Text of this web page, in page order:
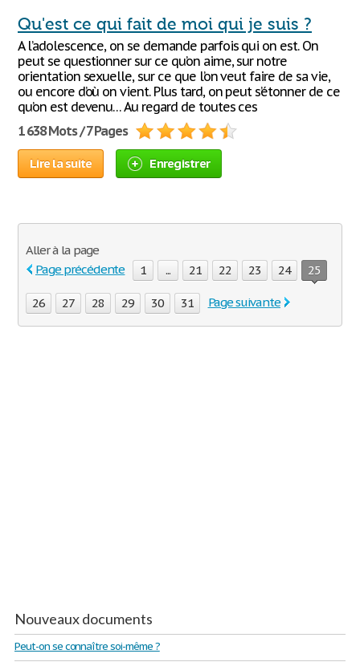
Qu'est ce qui fait de moi qui je suis ?
A l’adolescence, on se demande parfois qui on est. On
peut se questionner sur ce qu’on aime, sur notre
orientation sexuelle, sur ce que l’on veut faire de sa vie,
ou encore d’où on vient. Plus tard, on peut s’étonner de ce
qu’on est devenu… Au regard de toutes ces
1 638 Mots / 7 Pages
Lire la suite Enregistrer
Aller à la page
Page précédente
1 ... 21 22 23 24 25
26 27 28 29 30 31 Page suivante
Nouveaux documents
Peut-on se connaître soi-même ?